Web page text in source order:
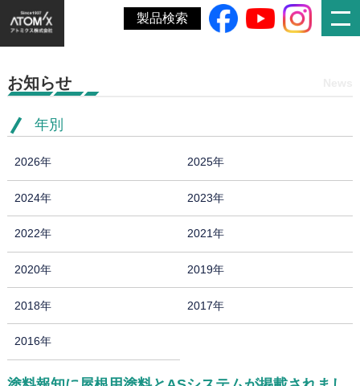
製品検索
ホーム» 塗料報知に屋根用塗料とASシステムが掲載されました
お知らせ
年別
2026年 2025年
2024年 2023年
2022年 2021年
2020年 2019年
2018年 2017年
2016年